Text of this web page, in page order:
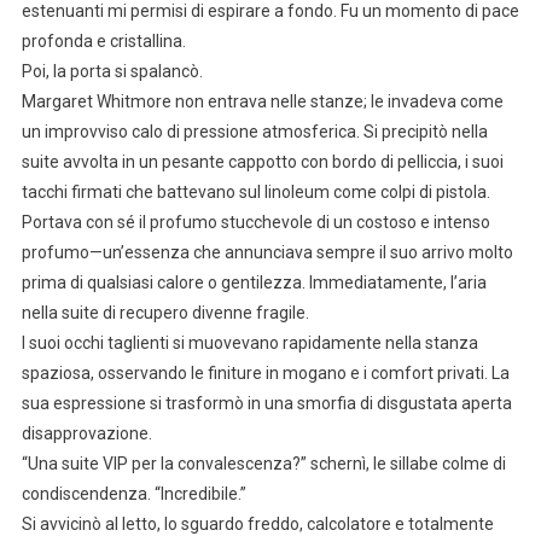
estenuanti mi permisi di espirare a fondo. Fu un momento di pace
profonda e cristallina.
Poi, la porta si spalancò.
Margaret Whitmore non entrava nelle stanze; le invadeva come
un improvviso calo di pressione atmosferica. Si precipitò nella
suite avvolta in un pesante cappotto con bordo di pelliccia, i suoi
tacchi firmati che battevano sul linoleum come colpi di pistola.
Portava con sé il profumo stucchevole di un costoso e intenso
profumo—un’essenza che annunciava sempre il suo arrivo molto
prima di qualsiasi calore o gentilezza. Immediatamente, l’aria
nella suite di recupero divenne fragile.
I suoi occhi taglienti si muovevano rapidamente nella stanza
spaziosa, osservando le finiture in mogano e i comfort privati. La
sua espressione si trasformò in una smorfia di disgustata aperta
disapprovazione.
“Una suite VIP per la convalescenza?” schernì, le sillabe colme di
condiscendenza. “Incredibile.”
Si avvicinò al letto, lo sguardo freddo, calcolatore e totalmente